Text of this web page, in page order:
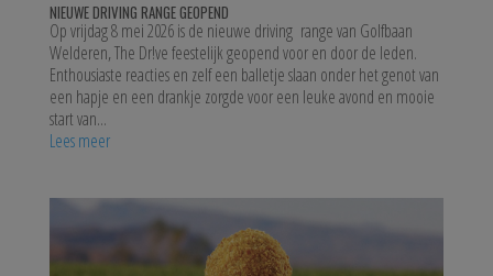
NIEUWE DRIVING RANGE GEOPEND
Op vrijdag 8 mei 2026 is de nieuwe driving range van Golfbaan
Welderen, The Dr!ve feestelijk geopend voor en door de leden.
Enthousiaste reacties en zelf een balletje slaan onder het genot van
een hapje en een drankje zorgde voor een leuke avond en mooie
start van...
Lees meer